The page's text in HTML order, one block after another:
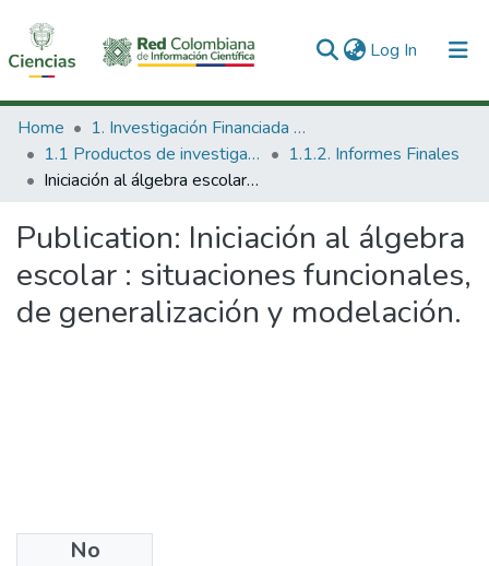
Log In (current)
Communities & Collections
All of DSpace
Home
1. Investigación Financiada con Recursos Públicos
1.1 Productos de investigación
1.1.2. Informes Finales
Iniciación al álgebra escolar : situaciones funcionales, de generalización y modelación.
Publication: Iniciación al álgebra
escolar : situaciones funcionales,
de generalización y modelación.
No